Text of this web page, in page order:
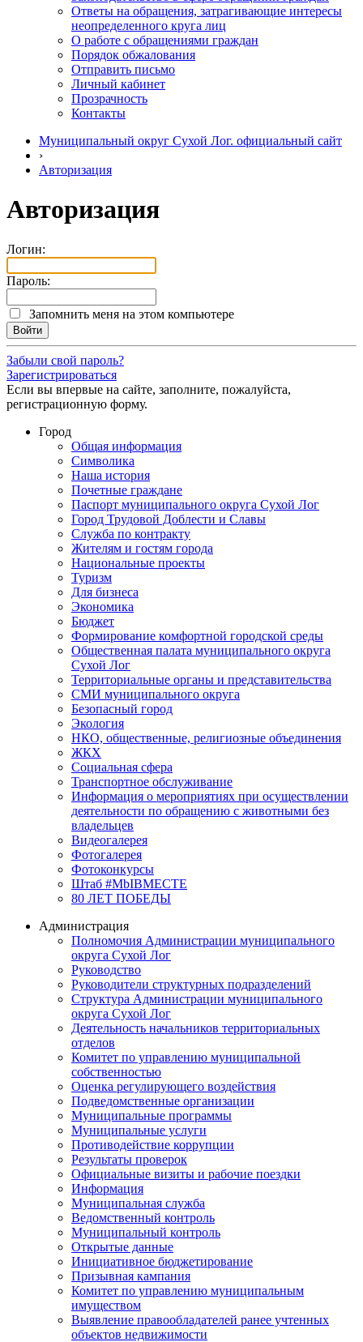
Ответы на обращения, затрагивающие интересы
неопределенного круга лиц
О работе с обращениями граждан
Порядок обжалования
Отправить письмо
Личный кабинет
Прозрачность
Контакты
Муниципальный округ Сухой Лог. официальный сайт
›
Авторизация
Авторизация
Логин:
Пароль:
Запомнить меня на этом компьютере
Забыли свой пароль?
Зарегистрироваться
Если вы впервые на сайте, заполните, пожалуйста,
регистрационную форму.
Город
Общая информация
Символика
Наша история
Почетные граждане
Паспорт муниципального округа Сухой Лог
Город Трудовой Доблести и Славы
Служба по контракту
Жителям и гостям города
Национальные проекты
Туризм
Для бизнеса
Экономика
Бюджет
Формирование комфортной городской среды
Общественная палата муниципального округа
Сухой Лог
Территориальные органы и представительства
СМИ муниципального округа
Безопасный город
Экология
НКО, общественные, религиозные объединения
ЖКХ
Социальная сфера
Транспортное обслуживание
Информация о мероприятиях при осуществлении
деятельности по обращению с животными без
владельцев
Видеогалерея
Фотогалерея
Фотоконкурсы
Штаб #MbIBMECTE
80 ЛЕТ ПОБЕДЫ
Администрация
Полномочия Администрации муниципального
округа Сухой Лог
Руководство
Руководители структурных подразделений
Структура Администрации муниципального
округа Сухой Лог
Деятельность начальников территориальных
отделов
Комитет по управлению муниципальной
собственностью
Оценка регулирующего воздействия
Подведомственные организации
Муниципальные программы
Муниципальные услуги
Противодействие коррупции
Результаты проверок
Официальные визиты и рабочие поездки
Информация
Муниципальная служба
Ведомственный контроль
Муниципальный контроль
Открытые данные
Инициативное бюджетирование
Призывная кампания
Комитет по управлению муниципальным
имуществом
Выявление правообладателей ранее учтенных
объектов недвижимости